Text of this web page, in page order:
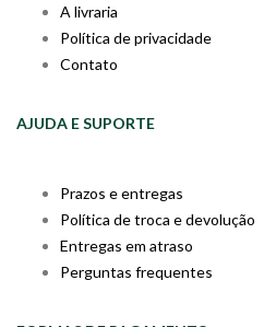
A livraria
Política de privacidade
Contato
AJUDA E SUPORTE
Prazos e entregas
Política de troca e devolução
Entregas em atraso
Perguntas frequentes